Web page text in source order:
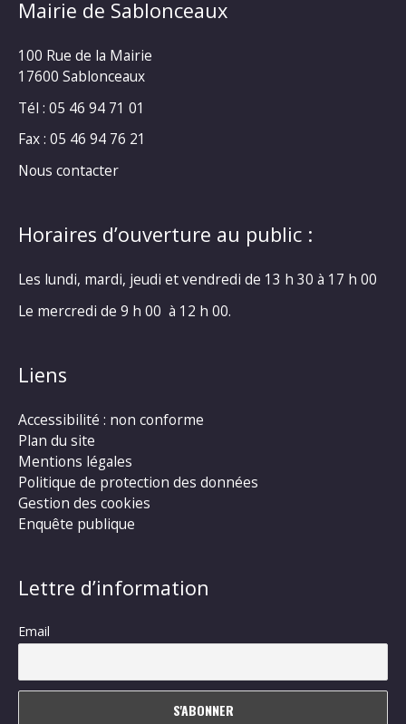
Mairie de Sablonceaux
100 Rue de la Mairie
17600 Sablonceaux
Tél : 05 46 94 71 01
Fax : 05 46 94 76 21
Nous contacter
Horaires d’ouverture au public :
Les lundi, mardi, jeudi et vendredi de 13 h 30 à 17 h 00
Le mercredi de 9 h 00 à 12 h 00.
Liens
Accessibilité : non conforme
Plan du site
Mentions légales
Politique de protection des données
Gestion des cookies
Enquête publique
Lettre d’information
Email